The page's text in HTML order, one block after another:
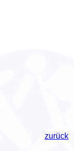
zurück